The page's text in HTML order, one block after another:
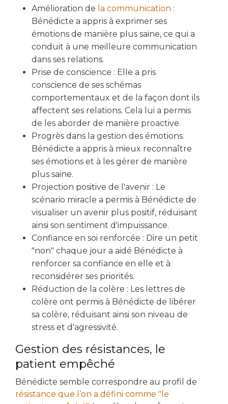
Amélioration de la communication :
Bénédicte a appris à exprimer ses
émotions de manière plus saine, ce qui a
conduit à une meilleure communication
dans ses relations.
Prise de conscience : Elle a pris
conscience de ses schémas
comportementaux et de la façon dont ils
affectent ses relations. Cela lui a permis
de les aborder de manière proactive.
Progrès dans la gestion des émotions.
Bénédicte a appris à mieux reconnaître
ses émotions et à les gérer de manière
plus saine.
Projection positive de l'avenir : Le
scénario miracle a permis à Bénédicte de
visualiser un avenir plus positif, réduisant
ainsi son sentiment d'impuissance.
Confiance en soi renforcée : Dire un petit
"non" chaque jour a aidé Bénédicte à
renforcer sa confiance en elle et à
reconsidérer ses priorités.
Réduction de la colère : Les lettres de
colère ont permis à Bénédicte de libérer
sa colère, réduisant ainsi son niveau de
stress et d'agressivité.
Gestion des résistances, le
patient empêché
Bénédicte semble correspondre au profil de
résistance que l’on a défini comme "le